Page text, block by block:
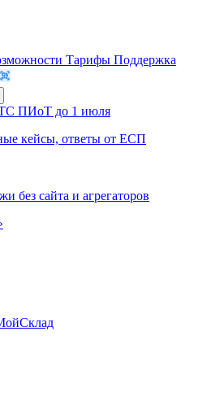
Тарифы Поддержка
ТС ПИоТ до 1 июля
кейсы, ответы от ЕСП
без сайта и агрегаторов